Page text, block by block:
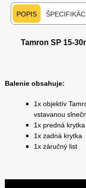
POPIS
Tamron SP 15-
Balenie obsahuje:
1x objektív
vstavanou
1x predná krytka
1x zadná krytka
1x záručný list